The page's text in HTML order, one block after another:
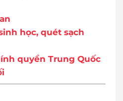
học, quét sạch
quyền Trung Quốc